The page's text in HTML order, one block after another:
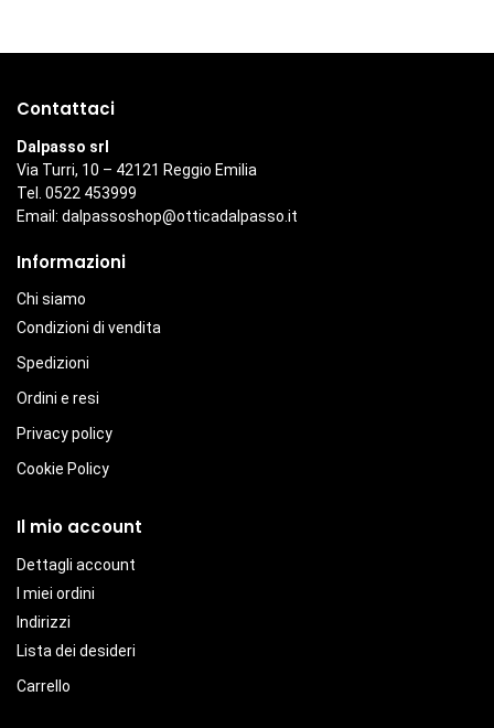
Contattaci
Dalpasso srl
Via Turri, 10 – 42121 Reggio Emilia
Tel. 0522 453999
Email: dalpassoshop@otticadalpasso.it
Informazioni
Chi siamo
Condizioni di vendita
Spedizioni
Ordini e resi
Privacy policy
Cookie Policy
Il mio account
Dettagli account
I miei ordini
Indirizzi
Lista dei desideri
Carrello